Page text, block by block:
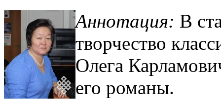
Аннотация: В
творчество
Олега
его романы.